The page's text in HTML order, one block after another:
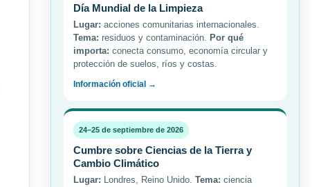
Día Mundial de la Limpieza
Lugar: acciones comunitarias internacionales.
Tema: residuos y contaminación. Por qué
importa: conecta consumo, economía circular y
protección de suelos, ríos y costas.
Información oficial →
24–25 de septiembre de 2026
Cumbre sobre Ciencias de la Tierra y
Cambio Climático
Lugar: Londres, Reino Unido. Tema: ciencia